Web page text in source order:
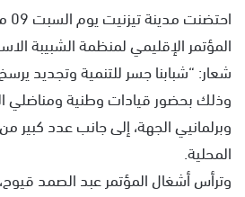
ن
ي
ا
المؤتمر الإقليمي لمنظمة الشبيبة
شعار: “شبابنا جسر للتنمية وتجديد
وذلك بحضور قيادات وطنية ومناضلي
وبرلمانيي الجهة، إلى جانب عدد كبير
المحلية.
وترأس أشغال المؤتمر عبد الصمد